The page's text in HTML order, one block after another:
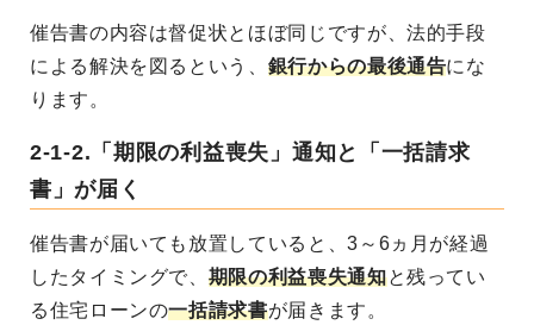
催告書の内容は督促状とほぼ同じですが、法的手段
による解決を図るという、 銀行からの最後通告にな
ります。
2-1-2.「期限の利益喪失」通知と「一括請求
書」が届く
催告書が届いても放置していると、3～6ヵ月が経過
したタイミングで、 期限の利益喪失通知と残ってい
る住宅ローンの一括請求書が届きます。